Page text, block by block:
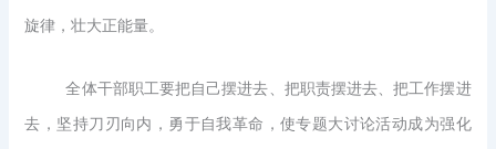
旋律，壮大正能量。
全体干部职工要把自己摆进去、把职责摆进去、把工作摆进
去，坚持刀刃向内，勇于自我革命，使专题大讨论活动成为强化